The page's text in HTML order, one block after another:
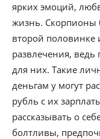
ярких эмоций,
жизнь. Скорпионы
второй половинке
развлечения,
для них. Такие
деньгам у могут
рубль с их
рассказывать о
болтливы,